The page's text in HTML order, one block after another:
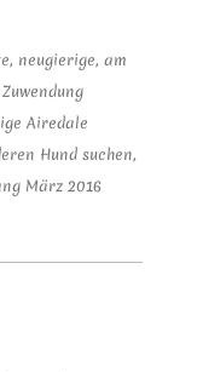
neugierige, am
Airedale
Hund suchen,
März 2016